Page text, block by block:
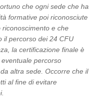
che ogni sede che ha
formative poi riconosciute
e che
il percorso dei 24 CFU
la certificazione finale è
percorso
altra sede. Occorre che il
al fine di evitare